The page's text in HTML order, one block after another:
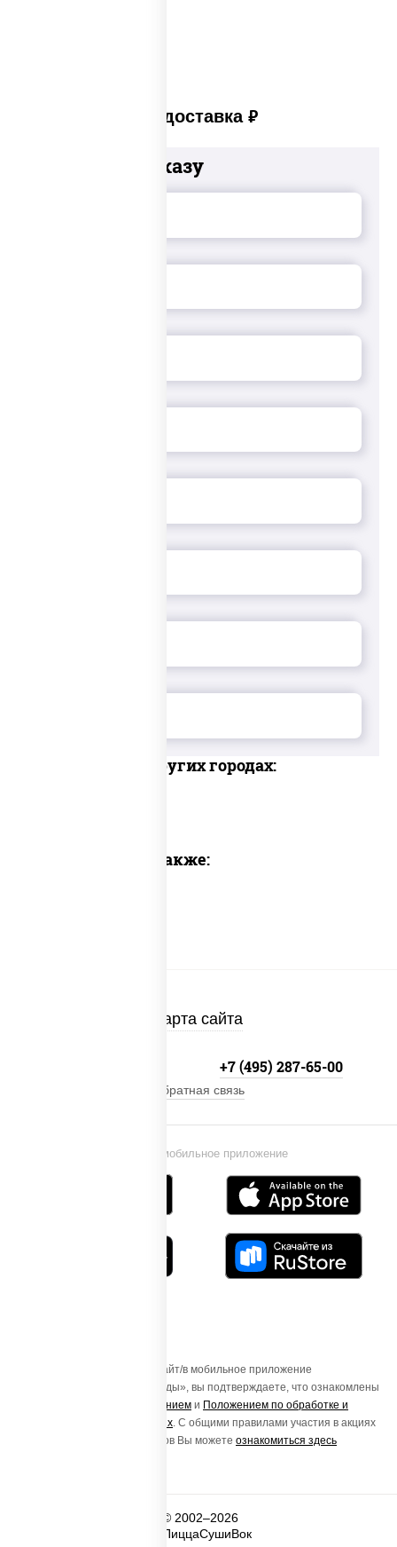
Платная доставка руб
Добавьте к заказу
Доставка в других городах:
Предлагаем также:
Карта сайта
Установи мобильное приложение
+7 (495) 287-65-00
Обратная связь
Осуществляя вход на этот Сайт/в мобильное приложение
«ПиццаСушиВок - доставка еды», вы подтверждаете, что ознакомлены
Пользовательским соглашением и Положением по обработке и
защите персональных данных . С общими правилами участия в акциях
и порядке получения подарков Вы можете ознакомиться здесь
© 2002–2026
ПиццаСушиВок